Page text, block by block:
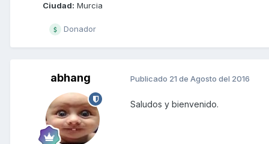
Ciudad: Murcia
Donador
abhang Publicado 21 de Agosto del 2016
Saludos y bienvenido.